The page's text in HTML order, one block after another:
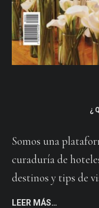
Somos una
curaduría de
destinos y tips de
LEER MÁS…